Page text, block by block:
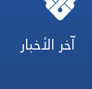
آخر الأخبار